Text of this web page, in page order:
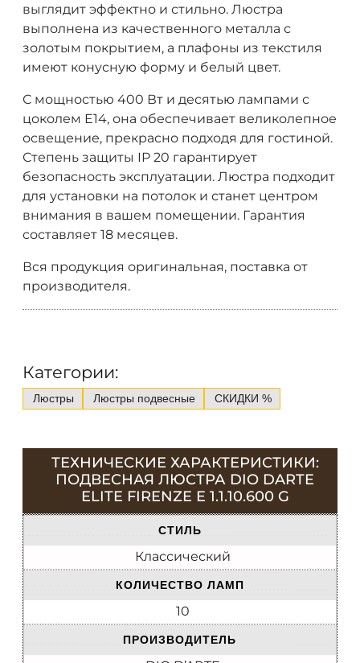
выглядит эффектно и стильно. Люстра
выполнена из качественного металла с
золотым покрытием, а плафоны из текстиля
имеют конусную форму и белый цвет.
С мощностью 400 Вт и десятью лампами с
цоколем E14, она обеспечивает великолепное
освещение, прекрасно подходя для гостиной.
Степень защиты IP 20 гарантирует
безопасность эксплуатации. Люстра подходит
для установки на потолок и станет центром
внимания в вашем помещении. Гарантия
составляет 18 месяцев.
Вся продукция оригинальная, поставка от
производителя.
Категории:
Люстры Люстры подвесные СКИДКИ %
ТЕХНИЧЕСКИЕ ХАРАКТЕРИСТИКИ:
ПОДВЕСНАЯ ЛЮСТРА DIO DARTE
ELITE FIRENZE E 1.1.10.600 G
СТИЛЬ
Классический
КОЛИЧЕСТВО ЛАМП
10
ПРОИЗВОДИТЕЛЬ